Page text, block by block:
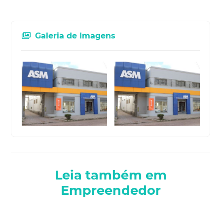
Galeria de Imagens
Leia também em
Empreendedor